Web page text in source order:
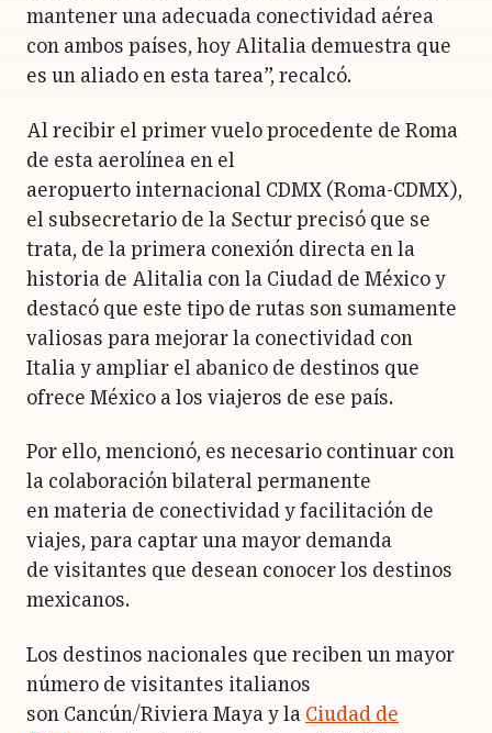
mantener una adecuada conectividad aérea
con ambos países, hoy Alitalia demuestra que
es un aliado en esta tarea”, recalcó.
Al recibir el primer vuelo procedente de Roma
de esta aerolínea en el
aeropuerto internacional CDMX (Roma-CDMX),
el subsecretario de la Sectur precisó que se
trata, de la primera conexión directa en la
historia de Alitalia con la Ciudad de México y
destacó que este tipo de rutas son sumamente
valiosas para mejorar la conectividad con
Italia y ampliar el abanico de destinos que
ofrece México a los viajeros de ese país.
Por ello, mencionó, es necesario continuar con
la colaboración bilateral permanente
en materia de conectividad y facilitación de
viajes, para captar una mayor demanda
de visitantes que desean conocer los destinos
mexicanos.
Los destinos nacionales que reciben un mayor
número de visitantes italianos
son Cancún/Riviera Maya y la Ciudad de